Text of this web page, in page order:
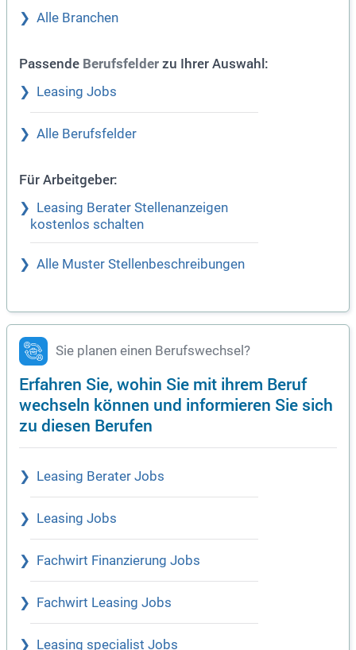
Alle Branchen
Passende Berufsfelder zu Ihrer Auswahl:
Leasing Jobs
Alle Berufsfelder
Für Arbeitgeber:
Leasing Berater Stellenanzeigen
kostenlos schalten
Alle Muster Stellenbeschreibungen
Sie planen einen Berufswechsel?
Erfahren Sie, wohin Sie mit ihrem Beruf
wechseln können und informieren Sie sich
zu diesen Berufen
Leasing Berater Jobs
Leasing Jobs
Fachwirt Finanzierung Jobs
Fachwirt Leasing Jobs
Leasing specialist Jobs